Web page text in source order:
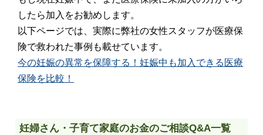
したら加入をお勧めします。
以下ページでは、実際に弊社の女性スタッフが医療保
険で救われた事例も載せています。
今の妊娠の異常を保障する！妊娠中も加入できる医療
保険を比較！
妊婦さん・子育て家庭のお金のご相談Q&A一覧